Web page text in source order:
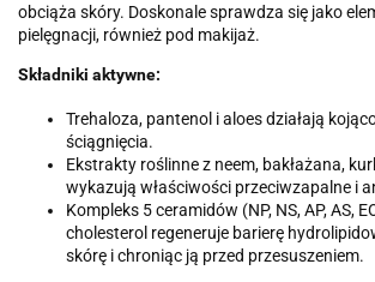
obciąża skóry. Doskonale sprawdza się jako
pielęgnacji, również pod makijaż.
Składniki aktywne:
Trehaloza, pantenol i aloes działają
ściągnięcia.
Ekstrakty roślinne z neem, bakłażana,
wykazują właściwości przeciwzapalne i
Kompleks 5 ceramidów (NP, NS, AP, AS,
cholesterol regeneruje barierę
skórę i chroniąc ją przed przesuszeniem.